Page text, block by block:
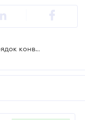
НКЦПФР встановила особливий порядок конвертації корпоративних облігацій під час воєнного стану